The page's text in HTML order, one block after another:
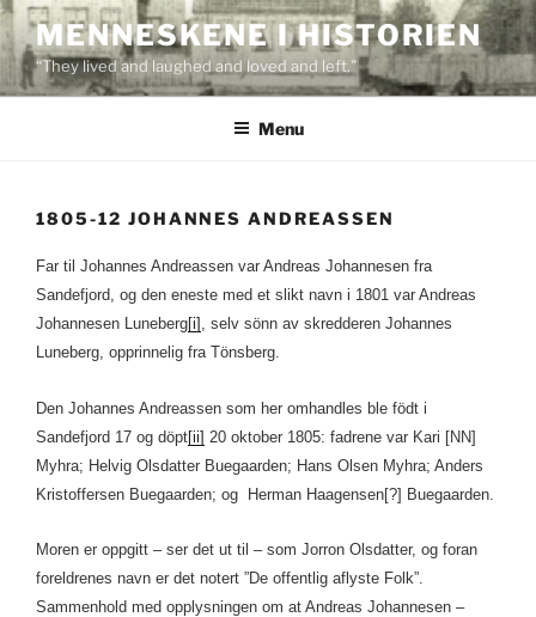
Skip
to
content
MENNESKENE I HISTORIEN
“They lived and laughed and loved and left.”
Menu
1805-12 JOHANNES ANDREASSEN
Far til Johannes Andreassen var Andreas Johannesen fra
Sandefjord, og den eneste med et slikt navn i 1801 var Andreas
Johannesen Luneberg[i] , selv sönn av skredderen Johannes
Luneberg, opprinnelig fra Tönsberg.
Den Johannes Andreassen som her omhandles ble födt i
Sandefjord 17 og döpt[ii] 20 oktober 1805: fadrene var Kari [NN]
Myhra; Helvig Olsdatter Buegaarden; Hans Olsen Myhra; Anders
Kristoffersen Buegaarden; og Herman Haagensen[?] Buegaarden.
Moren er oppgitt – ser det ut til – som Jorron Olsdatter, og foran
foreldrenes navn er det notert ”De offentlig aflyste Folk”.
Sammenhold med opplysningen om at Andreas Johannesen –